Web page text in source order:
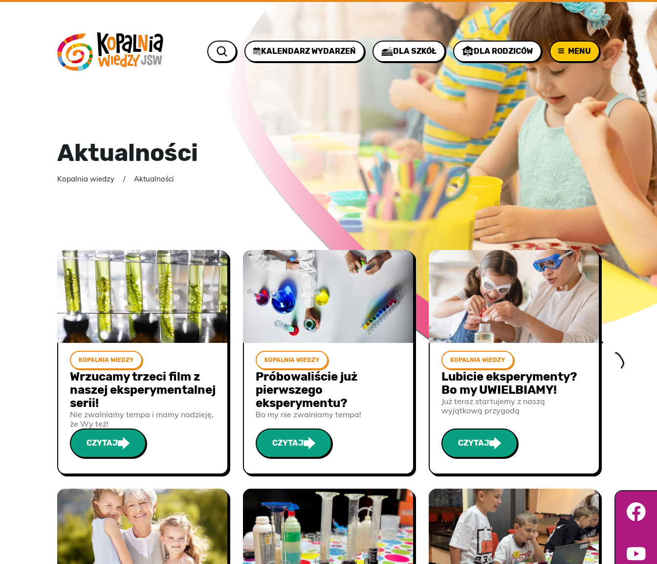
KALENDARZ WYDARZEŃ DLA SZKÓŁ DLA RODZICÓW MENU
Aktualności
Kopalnia wiedzy Aktualności
KOPALNIA WIEDZY
Wrzucamy trzeci film z
naszej eksperymentalnej
serii!
Nie zwalniamy tempa i mamy nadzieję,
że Wy też!
CZYTAJ
KOPALNIA WIEDZY
Próbowaliście już
pierwszego
eksperymentu?
Bo my nie zwalniamy tempa!
CZYTAJ
KOPALNIA WIEDZY
Lubicie eksperymenty?
Bo my UWIELBIAMY!
Już teraz startujemy z naszą
wyjątkową przygodą
CZYTAJ